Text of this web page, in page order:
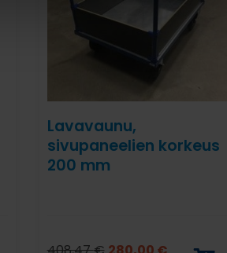
Lavavaunu,
sivupaneelien korkeus
200 mm